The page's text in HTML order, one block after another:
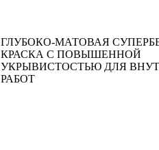
ГЛУБОКО-МАТОВАЯ
КРАСКА С ПОВЫШЕННОЙ
УКРЫВИСТОСТЬЮ ДЛЯ
РАБОТ